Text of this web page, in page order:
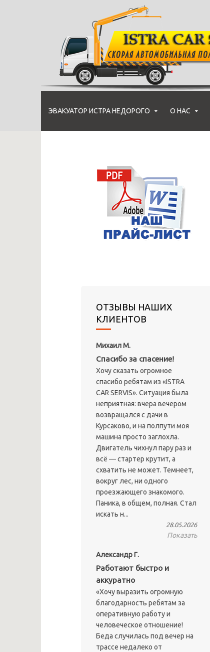
ЭВАКУАТОР ИСТРА НЕДОРОГО О НАС
ОТЗЫВЫ НАШИХ
КЛИЕНТОВ
Михаил М.
Спасибо за спасение!
Хочу сказать огромное
спасибо ребятам из «ISTRA
CAR SERVIS». Ситуация была
неприятная: вчера вечером
возвращался с дачи в
Курсаково, и на полпути моя
машина просто заглохла.
Двигатель чихнул пару раз и
всё — стартер крутит, а
схватить не может. Темнеет,
вокруг лес, ни одного
проезжающего знакомого.
Паника, в общем, полная. Стал
искать н...
28.05.2026
Показать
Александр Г.
Работают быстро и
аккуратно
«Хочу выразить огромную
благодарность ребятам за
оперативную работу и
человеческое отношение!
Беда случилась под вечер на
трассе недалеко от